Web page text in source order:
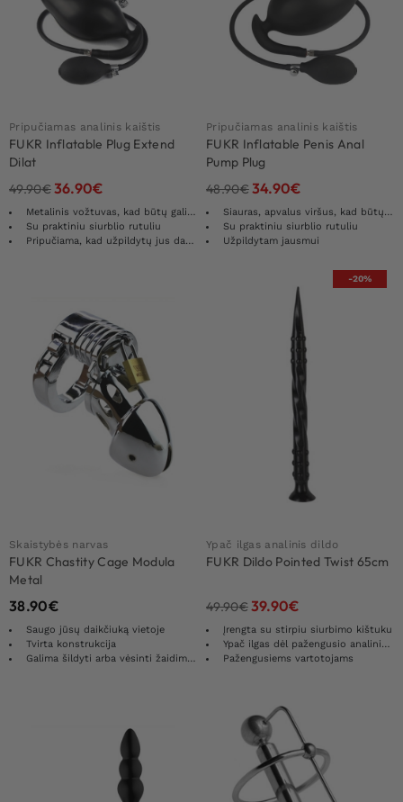
Pripučiamas analinis kaištis
FUKR Inflatable Plug Extend
Dilat
49.90€36.90€
Metalinis vožtuvas, kad būtų galima greitai ar švelniai ištuštinti
Su praktiniu siurblio rutuliu
Pripučiama, kad užpildytų jus dar daugiau
Pripučiamas analinis kaištis
FUKR Inflatable Penis Anal
Pump Plug
48.90€34.90€
Siauras, apvalus viršus, kad būtų lengva įdėti
Su praktiniu siurblio rutuliu
Užpildytam jausmui
Skaistybės narvas
FUKR Chastity Cage Modula
Metal
38.90€
Saugo jūsų daikčiuką vietoje
Tvirta konstrukcija
Galima šildyti arba vėsinti žaidimams su temperatūra
-20%
Ypač ilgas analinis dildo
FUKR Dildo Pointed Twist 65cm
49.90€39.90€
Įrengta su stirpiu siurbimo kištuku
Ypač ilgas dėl pažengusio analinio žaidimo
Pažengusiems vartotojams